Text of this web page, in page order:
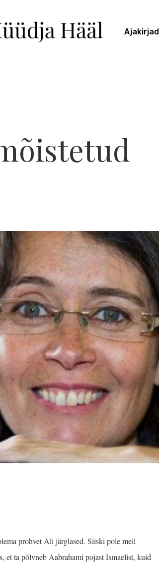
Ajakirjad
prohvet Ali järglased. Siiski pole meil
ta põlvneb Aabrahami pojast Ismaelist, kuid